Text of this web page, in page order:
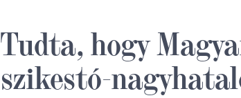
Tudta, hogy
szikestó-